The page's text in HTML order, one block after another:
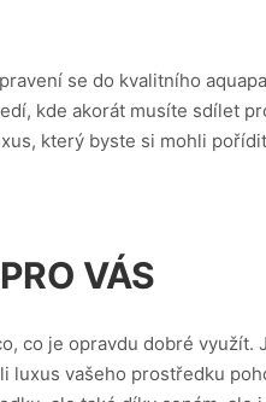
se do kvalitního
kde akorát musíte sdílet
který byste si mohli
VÁS
co je opravdu dobré
luxus vašeho prostředku